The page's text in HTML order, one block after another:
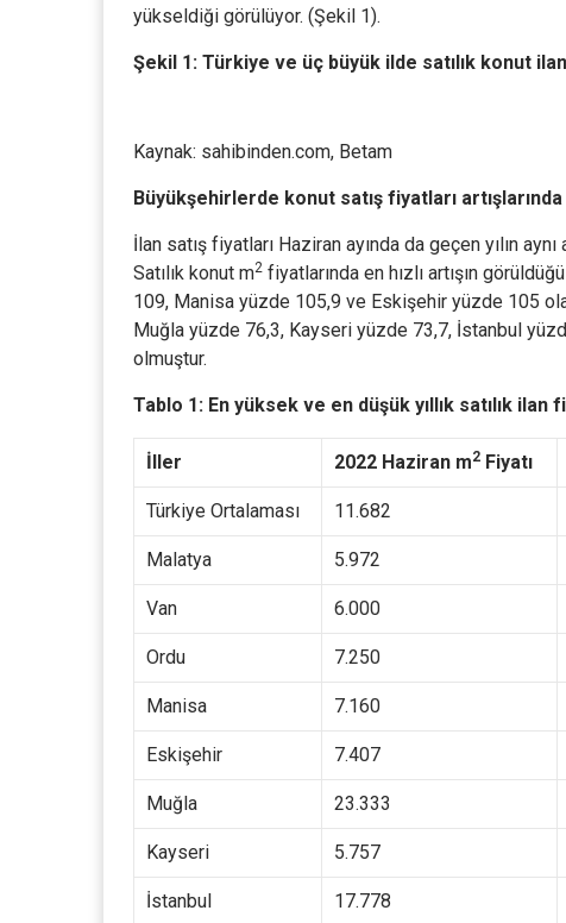
yükseldiği görülüyor. (Şekil 1).
Şekil 1: Türkiye ve üç büyük ilde satılık konut
Kaynak: sahibinden.com, Betam
Büyükşehirlerde konut satış fiyatları artışlarında
İlan satış fiyatları Haziran ayında da geçen yılın
Satılık konut m2 fiyatlarında en hızlı artışın
109, Manisa yüzde 105,9 ve Eskişehir yüzde 105
Muğla yüzde 76,3, Kayseri yüzde 73,7, İstanbul
olmuştur.
Tablo 1: En yüksek ve en düşük yıllık satılık
İller 2022 Haziran m2 Fiyatı
Türkiye Ortalaması 11.682
Malatya 5.972
Van 6.000
Ordu 7.250
Manisa 7.160
Eskişehir 7.407
Muğla 23.333
Kayseri 5.757
İstanbul 17.778